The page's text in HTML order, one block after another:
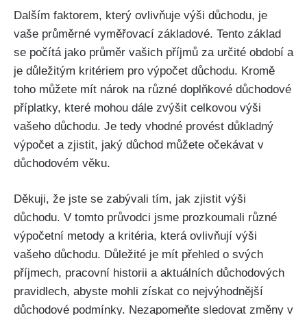
Dalším faktorem, který ovlivňuje výši důchodu, je
vaše průměrné vyměřovací základové. Tento základ
se počítá jako průměr vašich příjmů za určité období a
je důležitým kritériem pro výpočet důchodu. Kromě
toho můžete mít nárok na různé doplňkové důchodové
příplatky, které mohou dále zvýšit celkovou výši
vašeho důchodu. Je tedy vhodné provést důkladný
výpočet a zjistit, jaký důchod můžete očekávat v
důchodovém věku.
Děkuji, že jste se zabývali tím, jak zjistit výši
důchodu. V tomto průvodci jsme prozkoumali různé
výpočetní metody a kritéria, která ovlivňují výši
vašeho důchodu. Důležité je mít přehled o svých
příjmech, pracovní historii a aktuálních důchodových
pravidlech, abyste mohli získat co nejvýhodnější
důchodové podmínky. Nezapomeňte sledovat změny v